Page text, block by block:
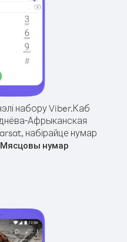
набору Viber.Каб
Афрыканская
набірайце нумар
Мясцовы нумар